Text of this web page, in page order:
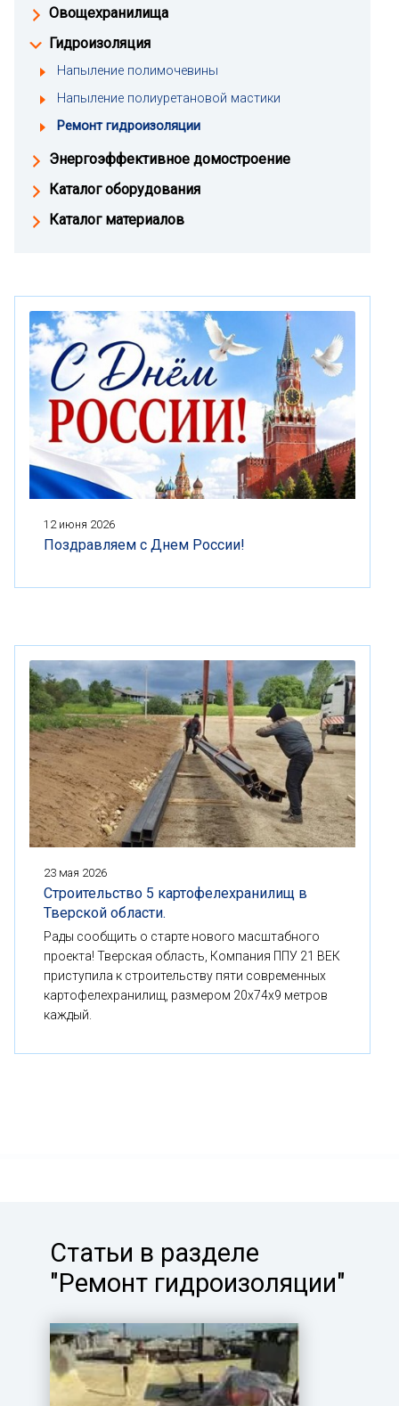
Овощехранилища
Гидроизоляция
Напыление полимочевины
Напыление полиуретановой мастики
Ремонт гидроизоляции
Энергоэффективное домостроение
Каталог оборудования
Каталог материалов
12 июня 2026
Поздравляем с Днем России!
23 мая 2026
Строительство 5 картофелехранилищ в
Тверской области.
Рады сообщить о старте нового масштабного
проекта! Тверская область, Компания ППУ 21 ВЕК
приступила к строительству пяти современных
картофелехранилищ, размером 20x74x9 метров
каждый.
Статьи в разделе
"Ремонт гидроизоляции"